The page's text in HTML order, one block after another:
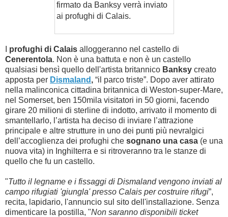
firmato da Banksy verrà inviato
ai profughi di Calais.
profughi di Calais alloggeranno nel castello di
Cenerentola. Non è una battuta e non è un castello
qualsiasi bensì quello dell'artista britannico Banksy creato
apposta per Dismaland , “il parco triste”. Dopo aver attirato
nella malinconica cittadina britannica di Weston-super-Mare,
nel Somerset, ben 150mila visitatori in 50 giorni, facendo
girare 20 milioni di sterline di indotto, arrivato il momento di
smantellarlo, l’artista ha deciso di inviare l’attrazione
principale e altre strutture in uno dei punti più nevralgici
dell’accoglienza dei profughi che sognano una casa (e una
nuova vita) in Inghilterra e si ritroveranno tra le stanze di
quello che fu un castello.
"Tutto il legname e i fissaggi di Dismaland vengono inviati al
campo rifugiati 'giungla' presso Calais per costruire rifugi”,
recita, lapidario, l'annuncio sul sito dell'installazione. Senza
dimenticare la postilla, "Non saranno disponibili ticket